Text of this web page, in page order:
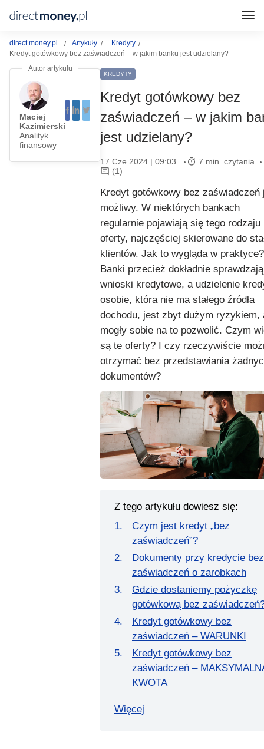
direct.money.pl Artykuły
Kredyty
Kredyt gotówkowy bez zaświadczeń – w jakim banku jest udzielany?
Maciej
Kazimierski
Analityk
finansowy
KREDYTY
Kredyt gotówkowy bez
zaświadczeń – w jakim
jest udzielany?
17 Cze 2024 | 09:03
7 min. czytania
(1)
Kredyt gotówkowy bez zaświadczeń
możliwy. W niektórych bankach
regularnie pojawiają się tego rodzaju
oferty, najczęściej skierowane do
klientów. Jak to wygląda w praktyce?
Banki przecież dokładnie sprawdzają
wnioski kredytowe, a udzielenie
osobie, która nie ma stałego źródła
dochodu, jest zbyt dużym ryzykiem,
mogły sobie na to pozwolić. Czym
są te oferty? I czy rzeczywiście
otrzymać bez przedstawiania
dokumentów?
Z tego artykułu dowiesz się:
Czym jest kredyt „bez
zaświadczeń”?
Dokumenty przy kredycie bez
zaświadczeń o zarobkach
Gdzie dostaniemy pożyczkę
gotówkową bez
Kredyt gotówkowy bez
zaświadczeń – WARUNKI
Kredyt gotówkowy bez
zaświadczeń –
KWOTA
Więcej